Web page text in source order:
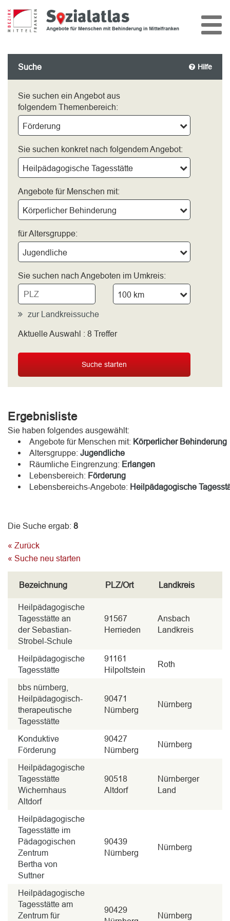
Suche Hilfe
Sie suchen ein Angebot aus
folgendem Themenbereich:
Förderung
Sie suchen konkret nach folgendem Angebot:
Heilpädagogische Tagesstätte
Angebote für Menschen mit:
Körperlicher Behinderung
für Altersgruppe:
Jugendliche
Sie suchen nach Angeboten im Umkreis:
100 km
zur Landkreissuche
bitte wählen
Aktuelle Auswahl : 8 Treffer
Suche starten
Ergebnisliste
Sie haben folgendes ausgewählt:
Angebote für Menschen mit: Körperlicher Behinderung
Altersgruppe: Jugendliche
Räumliche Eingrenzung: Erlangen
Lebensbereich: Förderung
Lebensbereichs-Angebote: Heilpädagogische
Die Suche ergab: 8
« Zurück
« Suche neu starten
Bezeichnung PLZ/Ort Landkreis
Heilpädagogische
Tagesstätte an
der Sebastian-
Strobel-Schule
91567
Herrieden
Ansbach
Landkreis
Heilpädagogische
Tagesstätte
91161
Hilpoltstein
Roth
bbs nürnberg,
Heilpädagogisch-
therapeutische
Tagesstätte
90471
Nürnberg
Nürnberg
Konduktive
Förderung
90427
Nürnberg
Nürnberg
Heilpädagogische
Tagesstätte
Wichernhaus
Altdorf
90518
Altdorf
Nürnberger
Land
Heilpädagogische
Tagesstätte im
Pädagogischen
Zentrum
Bertha von
Suttner
90439
Nürnberg
Nürnberg
Heilpädagogische
Tagesstätte am
Zentrum für
90429
Nürnberg